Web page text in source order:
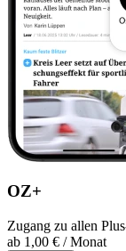
OZ+
Zugang zu allen
ab 1,00 € / Monat